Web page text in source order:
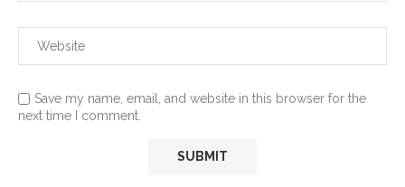
Save my name, email, and website in this browser for the
next time I comment.